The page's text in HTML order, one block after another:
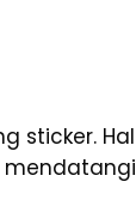
sticker. Hal
mendatangi